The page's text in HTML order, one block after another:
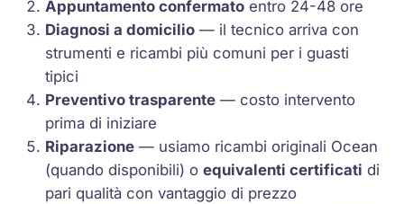
Appuntamento confermato entro 24-48 ore
Diagnosi a domicilio — il tecnico arriva con
strumenti e ricambi più comuni per i guasti
tipici
Preventivo trasparente — costo intervento
prima di iniziare
Riparazione — usiamo ricambi originali Ocean
(quando disponibili) oequivalenti certificati di
pari qualità con vantaggio di prezzo